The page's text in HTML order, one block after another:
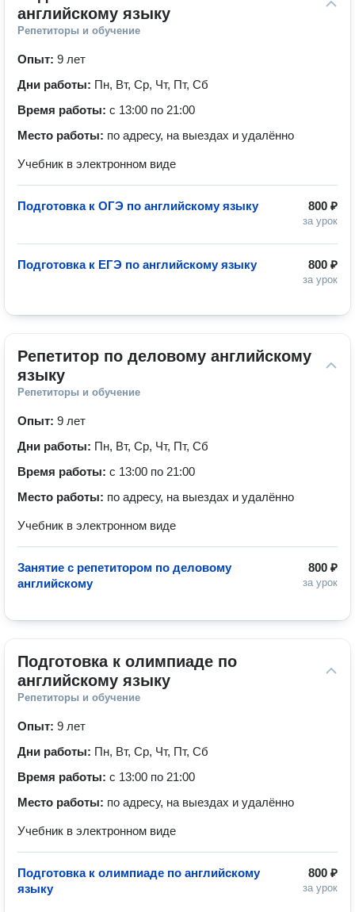
английскому языку
Репетиторы и обучение
Опыт: 9 лет
Дни работы: Пн, Вт, Ср, Чт, Пт, Сб
Время работы: с 13:00 по 21:00
Место работы: по адресу, на выездах и удалённо
Учебник в электронном виде
800 ₽
за урок
Подготовка к ОГЭ по английскому языку
800 ₽
за урок
Подготовка к ЕГЭ по английскому языку
Репетитор по деловому английскому
языку
Репетиторы и обучение
Опыт: 9 лет
Дни работы: Пн, Вт, Ср, Чт, Пт, Сб
Время работы: с 13:00 по 21:00
Место работы: по адресу, на выездах и удалённо
Учебник в электронном виде
800 ₽
за урок
Занятие с репетитором по деловому
английскому
Подготовка к олимпиаде по
английскому языку
Репетиторы и обучение
Опыт: 9 лет
Дни работы: Пн, Вт, Ср, Чт, Пт, Сб
Время работы: с 13:00 по 21:00
Место работы: по адресу, на выездах и удалённо
Учебник в электронном виде
800 ₽
за урок
Подготовка к олимпиаде по английскому
языку